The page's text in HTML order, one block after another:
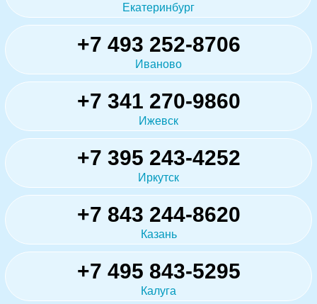
Екатеринбург
+7 493 252-8706
Иваново
+7 341 270-9860
Ижевск
+7 395 243-4252
Иркутск
+7 843 244-8620
Казань
+7 495 843-5295
Калуга